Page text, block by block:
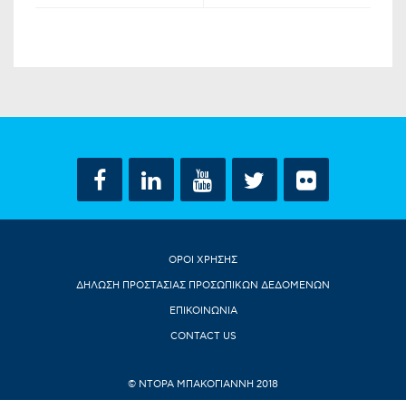
ΟΡΟΙ ΧΡΗΣΗΣ
ΔΗΛΩΣΗ ΠΡΟΣΤΑΣΙΑΣ ΠΡΟΣΩΠΙΚΩΝ ΔΕΔΟΜΕΝΩΝ
ΕΠΙΚΟΙΝΩΝΙΑ
CONTACT US
© ΝΤΟΡΑ ΜΠΑΚΟΓΙΑΝΝΗ 2018